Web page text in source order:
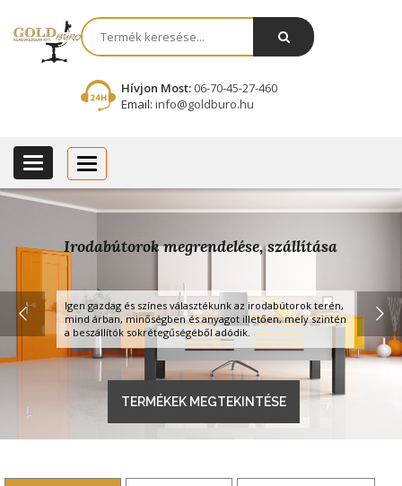
Hívjon Most: 06-70-45-27-460
Email: info@goldburo.hu
Categories
Categories
Irodabútorok megrendelése, szállítása
Igen gazdag és színes választékunk az irodabútorok terén,
mind árban, minőségben és anyagot illetően, mely szintén
a beszállítók sokrétegűségéből adódik.
TERMÉKEK MEGTEKINTÉSE